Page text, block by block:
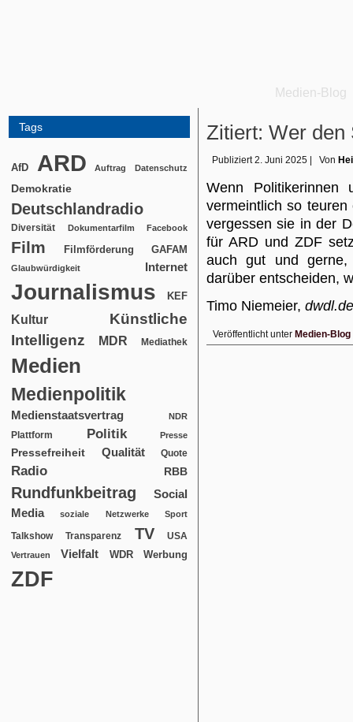
Medien-Blog
Tags
AfD ARD Auftrag Datenschutz
Demokratie
Deutschlandradio
Diversität Dokumentarfilm Facebook
Film Filmförderung GAFAM
Glaubwürdigkeit Internet
Journalismus KEF
Kultur
Künstliche
Intelligenz
MDR Mediathek
Medien
Medienpolitik
Medienstaatsvertrag NDR
Plattform Politik Presse
Pressefreiheit Qualität Quote
Radio RBB
Rundfunkbeitrag
Social
Media
soziale Netzwerke Sport
Talkshow Transparenz TV USA
Vertrauen Vielfalt WDR Werbung
ZDF
Zitiert: Wer den
Publiziert 2. Juni 2025 Von
Wenn
vermeintlich so teuren
vergessen sie in der
für ARD und ZDF
auch gut und gerne,
darüber entscheiden,
Timo Niemeier, dwdl.de
Veröffentlicht unter Medien-Blog